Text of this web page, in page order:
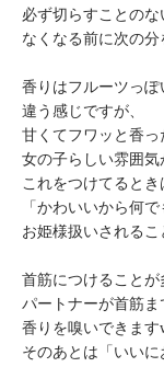
必ず切らすことのな
なくなる前に次の分
香りはフルーツっ
違う感じですが、
甘くてフワッと香っ
女の子らしい雰囲
これをつけてるとき
「かわいいから何
お姫様扱いされるこ
首筋につけることが
パートナーが首筋ま
香りを嗅いできます
そのあとは「いい